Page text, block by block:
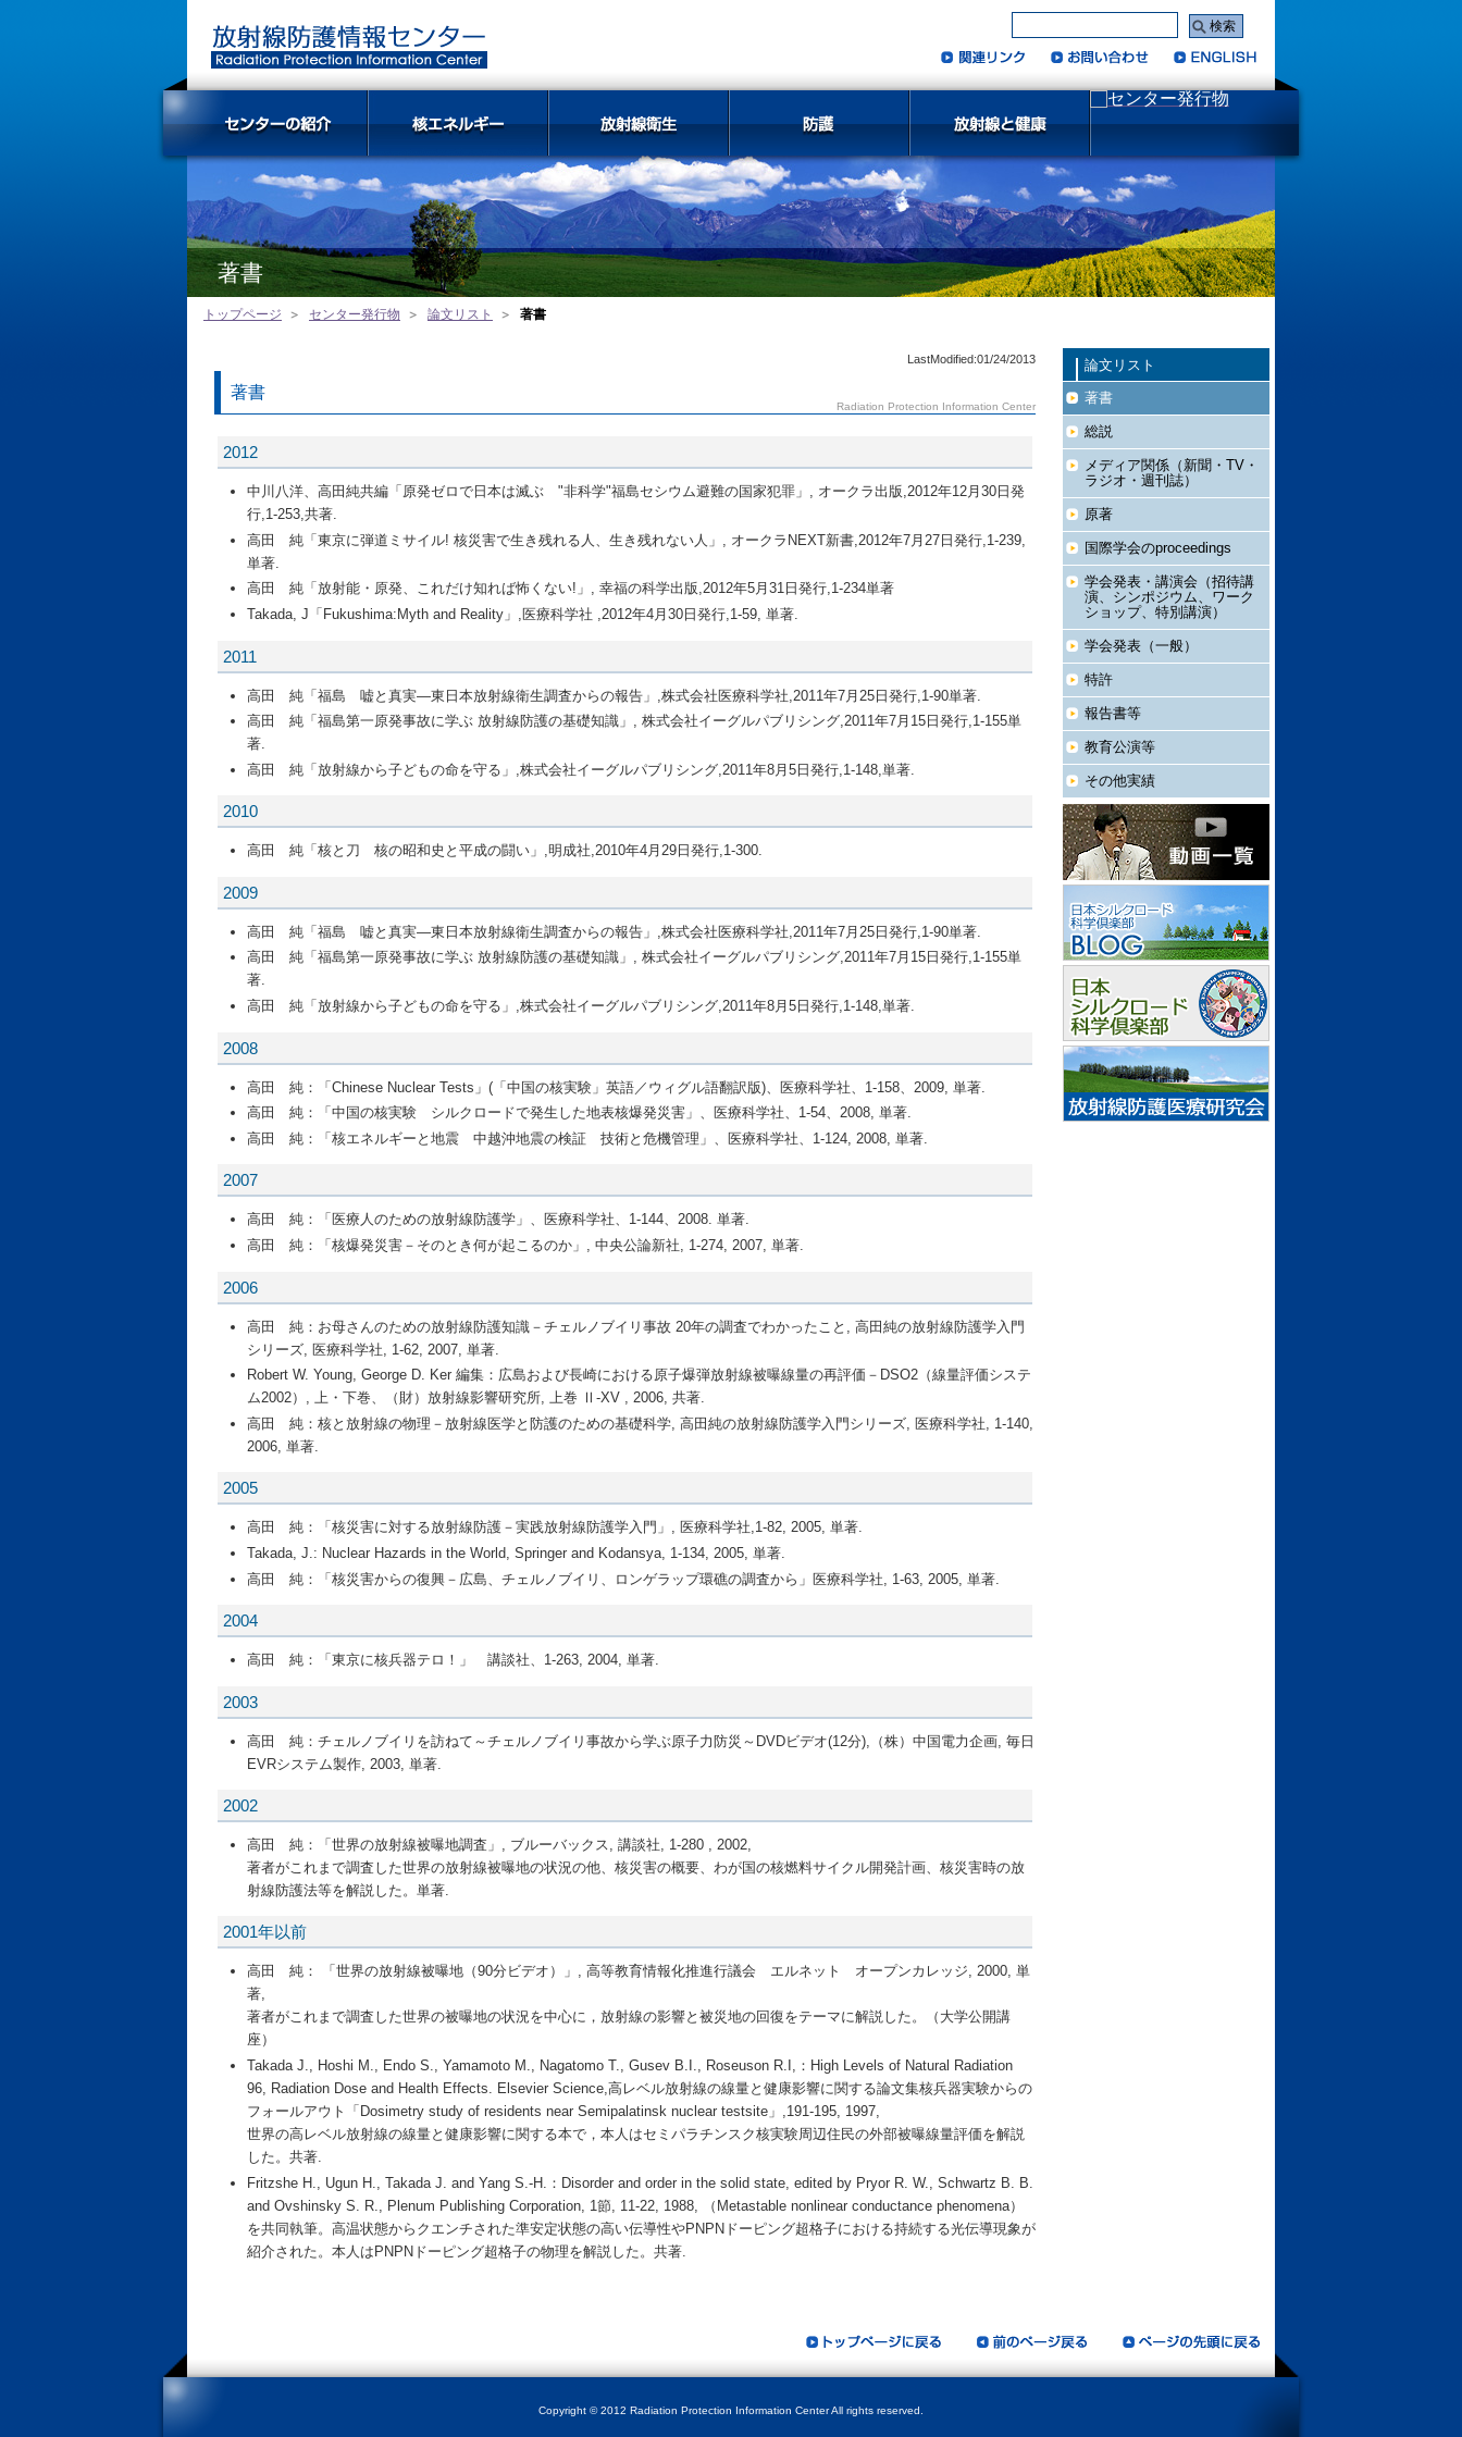
著書
トップページ センター発行物 論文リスト 著書
LastModified:01/24/2013
著書
Radiation Protection Information Center
2012
中川八洋、高田純共編「原発ゼロで日本は滅ぶ "非科学"福島セシウム避難の国家犯罪」, オークラ出版,2012年12月30日発
行,1-253,共著.
高田 純「東京に弾道ミサイル! 核災害で生き残れる人、生き残れない人」, オークラNEXT新書,2012年7月27日発行,1-239,
単著.
高田 純「放射能・原発、これだけ知れば怖くない!」, 幸福の科学出版,2012年5月31日発行,1-234単著
Takada, J「Fukushima:Myth and Reality」,医療科学社 ,2012年4月30日発行,1-59, 単著.
2011
高田 純「福島 嘘と真実―東日本放射線衛生調査からの報告」,株式会社医療科学社,2011年7月25日発行,1-90単著.
高田 純「福島第一原発事故に学ぶ 放射線防護の基礎知識」, 株式会社イーグルパブリシング,2011年7月15日発行,1-155単
著.
高田 純「放射線から子どもの命を守る」,株式会社イーグルパブリシング,2011年8月5日発行,1-148,単著.
2010
高田 純「核と刀 核の昭和史と平成の闘い」,明成社,2010年4月29日発行,1-300.
2009
高田 純「福島 嘘と真実―東日本放射線衛生調査からの報告」,株式会社医療科学社,2011年7月25日発行,1-90単著.
高田 純「福島第一原発事故に学ぶ 放射線防護の基礎知識」, 株式会社イーグルパブリシング,2011年7月15日発行,1-155単
著.
高田 純「放射線から子どもの命を守る」,株式会社イーグルパブリシング,2011年8月5日発行,1-148,単著.
2008
高田 純：「Chinese Nuclear Tests」(「中国の核実験」英語／ウィグル語翻訳版)、医療科学社、1-158、2009, 単著.
高田 純：「中国の核実験 シルクロードで発生した地表核爆発災害」、医療科学社、1-54、2008, 単著.
高田 純：「核エネルギーと地震 中越沖地震の検証 技術と危機管理」、医療科学社、1-124, 2008, 単著.
2007
高田 純：「医療人のための放射線防護学」、医療科学社、1-144、2008. 単著.
高田 純：「核爆発災害－そのとき何が起こるのか」, 中央公論新社, 1-274, 2007, 単著.
2006
高田 純：お母さんのための放射線防護知識－チェルノブイリ事故 20年の調査でわかったこと, 高田純の放射線防護学入門
シリーズ, 医療科学社, 1-62, 2007, 単著.
Robert W. Young, George D. Ker 編集：広島および長崎における原子爆弾放射線被曝線量の再評価－DSO2（線量評価システ
ム2002）, 上・下巻、（財）放射線影響研究所, 上巻 Ⅱ-XV , 2006, 共著.
高田 純：核と放射線の物理－放射線医学と防護のための基礎科学, 高田純の放射線防護学入門シリーズ, 医療科学社, 1-140,
2006, 単著.
2005
高田 純：「核災害に対する放射線防護－実践放射線防護学入門」, 医療科学社,1-82, 2005, 単著.
Takada, J.: Nuclear Hazards in the World, Springer and Kodansya, 1-134, 2005, 単著.
高田 純：「核災害からの復興－広島、チェルノブイリ、ロンゲラップ環礁の調査から」医療科学社, 1-63, 2005, 単著.
2004
高田 純：「東京に核兵器テロ！」 講談社、1-263, 2004, 単著.
2003
高田 純：チェルノブイリを訪ねて～チェルノブイリ事故から学ぶ原子力防災～DVDビデオ(12分),（株）中国電力企画, 毎日
EVRシステム製作, 2003, 単著.
2002
高田 純：「世界の放射線被曝地調査」, ブルーバックス, 講談社, 1-280 , 2002,
著者がこれまで調査した世界の放射線被曝地の状況の他、核災害の概要、わが国の核燃料サイクル開発計画、核災害時の放
射線防護法等を解説した。単著.
2001年以前
高田 純： 「世界の放射線被曝地（90分ビデオ）」, 高等教育情報化推進行議会 エルネット オープンカレッジ, 2000, 単
著,
著者がこれまで調査した世界の被曝地の状況を中心に，放射線の影響と被災地の回復をテーマに解説した。（大学公開講
座）
Takada J., Hoshi M., Endo S., Yamamoto M., Nagatomo T., Gusev B.I., Roseuson R.I,：High Levels of Natural Radiation
96, Radiation Dose and Health Effects. Elsevier Science,高レベル放射線の線量と健康影響に関する論文集核兵器実験からの
フォールアウト「Dosimetry study of residents near Semipalatinsk nuclear testsite」,191-195, 1997,
世界の高レベル放射線の線量と健康影響に関する本で，本人はセミパラチンスク核実験周辺住民の外部被曝線量評価を解説
した。共著.
Fritzshe H., Ugun H., Takada J. and Yang S.-H.：Disorder and order in the solid state, edited by Pryor R. W., Schwartz B. B.
and Ovshinsky S. R., Plenum Publishing Corporation, 1節, 11-22, 1988, （Metastable nonlinear conductance phenomena）
を共同執筆。高温状態からクエンチされた準安定状態の高い伝導性やPNPNドーピング超格子における持続する光伝導現象が
紹介された。本人はPNPNドーピング超格子の物理を解説した。共著.
論文リスト
著書
総説
メディア関係（新聞・TV・
ラジオ・週刊誌）
原著
国際学会のproceedings
学会発表・講演会（招待講
演、シンポジウム、ワーク
ショップ、特別講演）
学会発表（一般）
特許
報告書等
教育公演等
その他実績
Copyright © 2012 Radiation Protection Information Center All rights reserved.